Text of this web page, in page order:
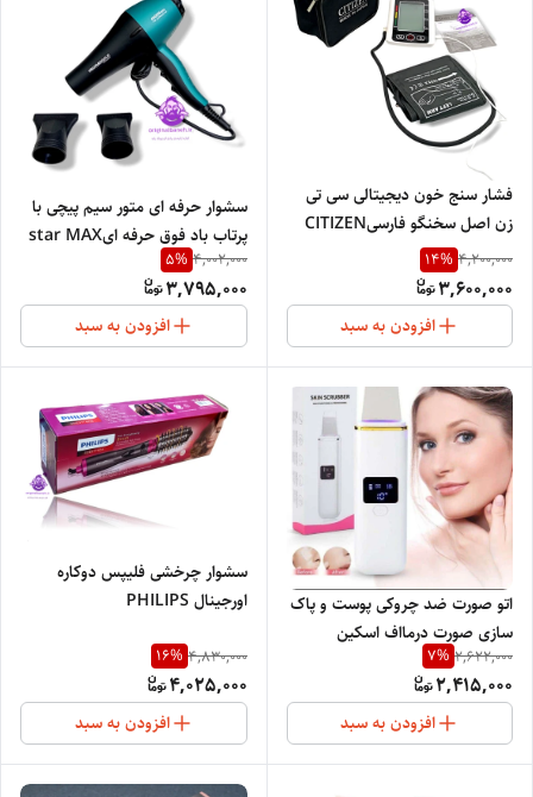
فشار سنج خون دیجیتالی سی تی
زن اصل سخنگو فارسیCITIZEN
PROFISHNAL NEW 14.2
4,200,000
14%
3,600,000
افزودن به سبد
سشوار حرفه ای متور سیم پیچی با
پرتاب باد فوق حرفه ایstar MAX
GOLD 4000
4,002,000
5%
3,795,000
افزودن به سبد
اتو صورت ضد چروکی پوست و پاک
سازی صورت درمااف اسکین
اسکرابر دیجیتالی
2,622,000
7%
2,415,000
افزودن به سبد
سشوار چرخشی فلیپس دوکاره
اورجینال PHILIPS
NETHERLANDS SDE977
4,830,000
16%
4,025,000
افزودن به سبد